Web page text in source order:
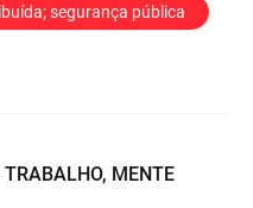
segurança pública
MENTE